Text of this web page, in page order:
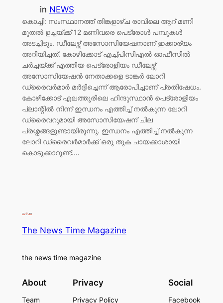
in NEWS
കൊച്ചി: സംസ്ഥാനത്ത് തിങ്കളാഴ്ച രാവിലെ ആറ് മണി
മുതൽ ഉച്ചയ്ക്ക് 12 മണിവരെ പെട്രോൾ പമ്പുകൾ
അടച്ചിടും. ഡീലേഴ്സ് അസോസിയേഷനാണ് ഇക്കാര്യം
അറിയിച്ചത്. കോഴിക്കോട് എച്ച്പിസിഎൽ ഓഫീസിൽ
ചർച്ചയ്ക്ക് എത്തിയ പെട്രോളിയം ഡീലേഴ്സ്
അസോസിയേഷൻ നേതാക്കളെ ടാങ്കർ ലോറി
ഡ്രൈവർമാർ മർദ്ദിച്ചെന്ന് ആരോപിച്ചാണ് പ്രതിഷേധം.
കോഴിക്കോട് എലത്തൂരിലെ ഹിന്ദുസ്ഥാൻ പെട്രോളിയം
പ്ലാന്റിൽ നിന്ന് ഇന്ധനം എത്തിച്ച് നൽകുന്ന ലോറി
ഡ്രൈവറുമായി അസോസിയേഷന് ചില
പ്രശ്നങ്ങളുണ്ടായിരുന്നു. ഇന്ധനം എത്തിച്ച് നൽകുന്ന
ലോറി ഡ്രൈവർമാർക്ക് ഒരു തുക ചായക്കാശായി
കൊടുക്കാറുണ്ട്.…
The News Time Magazine
the news time magazine
About
Team
Privacy
Privacy Policy
Social
Facebook